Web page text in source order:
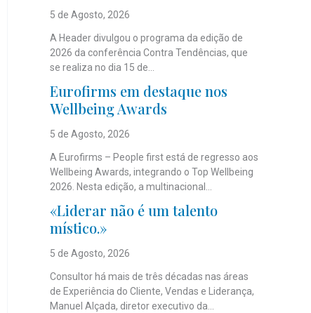
5 de Agosto, 2026
A Header divulgou o programa da edição de
2026 da conferência Contra Tendências, que
se realiza no dia 15 de...
Eurofirms em destaque nos
Wellbeing Awards
5 de Agosto, 2026
A Eurofirms – People first está de regresso aos
Wellbeing Awards, integrando o Top Wellbeing
2026. Nesta edição, a multinacional...
«Liderar não é um talento
místico.»
5 de Agosto, 2026
Consultor há mais de três décadas nas áreas
de Experiência do Cliente, Vendas e Liderança,
Manuel Alçada, diretor executivo da...